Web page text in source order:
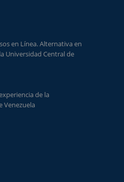
en Línea. Alternativa en
Universidad Central de
de la
Venezuela